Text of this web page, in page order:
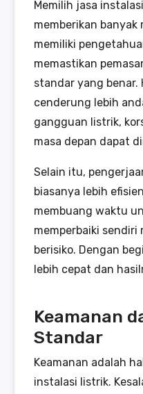
Memilih jasa
memberikan banyak
memiliki
memastikan
standar yang benar.
cenderung lebih
gangguan listrik,
masa depan dapat
Selain itu,
biasanya lebih
membuang waktu
memperbaiki sendiri
berisiko. Dengan
lebih cepat dan
Keamanan
Standar
Keamanan adalah
instalasi listrik.